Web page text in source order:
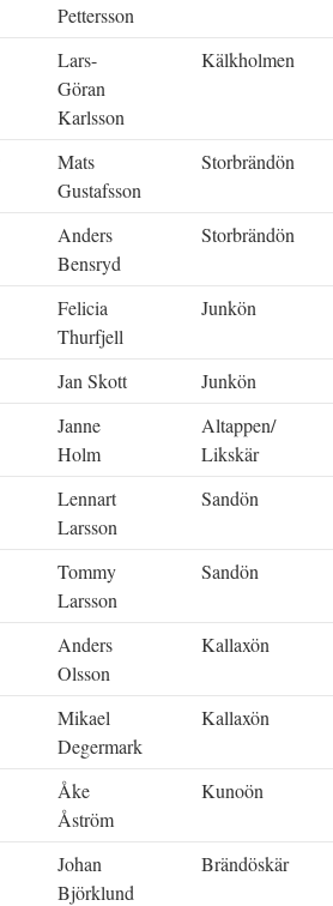
Pettersson
Lars-
Göran
Karlsson
Kälkholmen
Mats
Gustafsson
Storbrändön
Anders
Bensryd
Storbrändön
Felicia
Thurfjell
Junkön
Jan Skott
Junkön
Janne
Holm
Altappen/
Likskär
Lennart
Larsson
Sandön
Tommy
Larsson
Sandön
Anders
Olsson
Kallaxön
Mikael
Degermark
Kallaxön
Åke
Åström
Kunoön
Johan
Björklund
Brändöskär